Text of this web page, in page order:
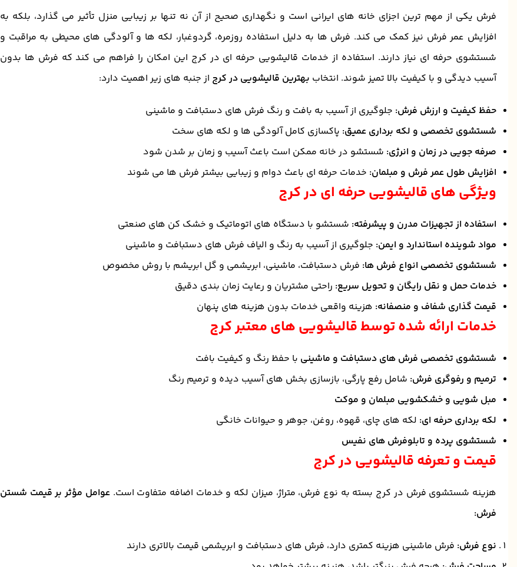
فرش یکی از مهم ترین اجزای خانه های ایرانی است و نگهداری صحیح از آن نه تنها بر زیبایی منزل تأثیر می گذارد، بلکه به
افزایش عمر فرش نیز کمک می کند. فرش ها به دلیل استفاده روزمره، گردوغبار، لکه ها و آلودگی های محیطی به مراقبت و
شستشوی حرفه ای نیاز دارند. استفاده از خدمات قالیشویی حرفه ای در کرج این امکان را فراهم می کند که فرش ها بدون
آسیب دیدگی و با کیفیت بالا تمیز شوند. انتخاب بهترین قالیشویی در کرج از جنبه های زیر اهمیت دارد:
حفظ کیفیت و ارزش فرش: جلوگیری از آسیب به بافت و رنگ فرش های دستبافت و ماشینی
شستشوی تخصصی و لکه برداری عمیق: پاکسازی کامل آلودگی ها و لکه های سخت
صرفه جویی در زمان و انرژی: شستشو در خانه ممکن است باعث آسیب و زمان بر شدن شود
افزایش طول عمر فرش و مبلمان: خدمات حرفه ای باعث دوام و زیبایی بیشتر فرش ها می شوند
ویژگی های قالیشویی حرفه ای در کرج
استفاده از تجهیزات مدرن و پیشرفته: شستشو با دستگاه های اتوماتیک و خشک کن های صنعتی
مواد شوینده استاندارد و ایمن: جلوگیری از آسیب به رنگ و الیاف فرش های دستبافت و ماشینی
شستشوی تخصصی انواع فرش ها: فرش دستبافت، ماشینی، ابریشمی و گل ابریشم با روش مخصوص
خدمات حمل و نقل رایگان و تحویل سریع: راحتی مشتریان و رعایت زمان بندی دقیق
قیمت گذاری شفاف و منصفانه: هزینه واقعی خدمات بدون هزینه های پنهان
خدمات ارائه شده توسط قالیشویی های معتبر کرج
شستشوی تخصصی فرش های دستبافت و ماشینی با حفظ رنگ و کیفیت بافت
ترمیم و رفوگری فرش: شامل رفع پارگی، بازسازی بخش های آسیب دیده و ترمیم رنگ
مبل شویی و خشکشویی مبلمان و موکت
لکه برداری حرفه ای: لکه های چای، قهوه، روغن، جوهر و حیوانات خانگی
شستشوی پرده و تابلوفرش های نفیس
قیمت و تعرفه قالیشویی در کرج
هزینه شستشوی فرش در کرج بسته به نوع فرش، متراژ، میزان لکه و خدمات اضافه متفاوت است.عوامل مؤثر بر قیمت شستن
فرش:
نوع فرش: فرش ماشینی هزینه کمتری دارد، فرش های دستبافت و ابریشمی قیمت بالاتری دارند